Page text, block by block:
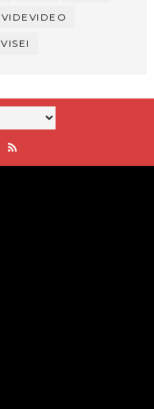
VIDEVIDEO
VISEI